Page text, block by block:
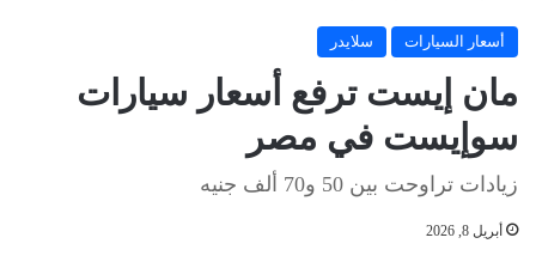
أسعار السيارات سلايدر
مان إيست ترفع أسعار سيارات
سوإيست في مصر
زيادات تراوحت بين 50 و70 ألف جنيه
أبريل 8, 2026